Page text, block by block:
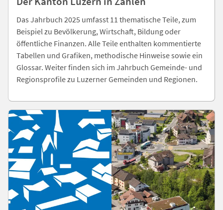
Das Jahrbuch 2025 umfasst 11 thematische Teile, zum
Beispiel zu Bevölkerung, Wirtschaft, Bildung oder
öffentliche Finanzen. Alle Teile enthalten kommentierte
Tabellen und Grafiken, methodische Hinweise sowie ein
Glossar. Weiter finden sich im Jahrbuch Gemeinde- und
Regionsprofile zu Luzerner Gemeinden und Regionen.